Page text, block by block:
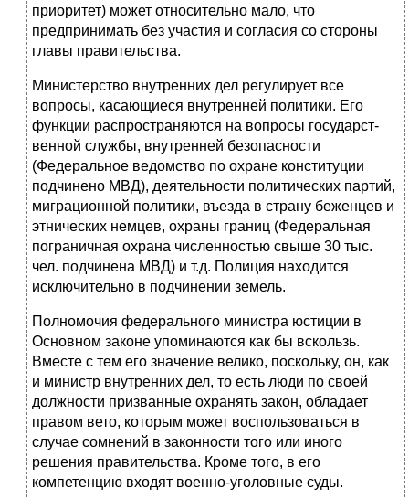
приоритет) может относительно мало, что
предпринимать без участия и со­гласия со стороны
главы правительства.
Министерство внутренних дел регулирует все
вопросы, касающиеся внутренней политики. Его
функции распространяются на вопросы государст­
венной службы, внутренней безопасности
(Федеральное ведомство по охра­не конституции
подчинено МВД), деятельности политических партий,
мигра­ционной политики, въезда в страну беженцев и
этнических немцев, охраны границ (Федеральная
пограничная охрана численностью свыше 30 тыс.
чел. подчинена МВД) и т.д. Полиция находится
исключительно в подчинении зе­мель.
Полномочия федерального министра юстиции в
Основном законе упо­минаются как бы вскользь.
Вместе с тем его значение велико, поскольку, он, как
и министр внутренних дел, то есть люди по своей
должности призванные охранять закон, обладает
правом вето, которым может воспользоваться в
случае сомнений в законности того или иного
решения правительства. Кроме того, в его
компетенцию входят военно-уголовные суды.